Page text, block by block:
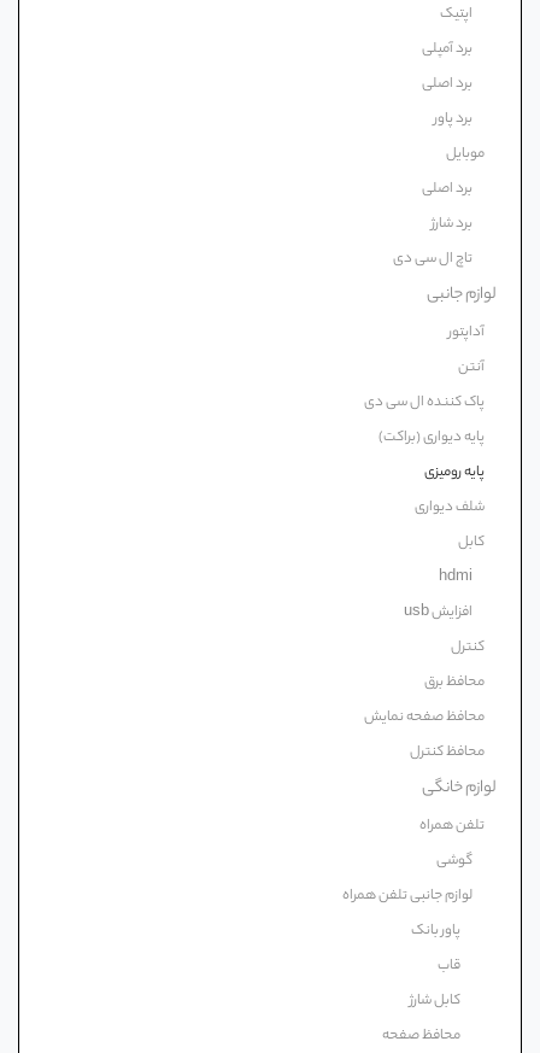
اپتیک
برد آمپلی
برد اصلی
برد پاور
موبایل
برد اصلی
برد شارژ
تاچ ال سی دی
لوازم جانبی
آداپتور
آنتن
پاک کننده ال سی دی
پایه دیواری (براکت)
پایه رومیزی
شلف دیواری
کابل
hdmi
افزایش usb
کنترل
محافظ برق
محافظ صفحه نمایش
محافظ کنترل
لوازم خانگی
تلفن همراه
گوشی
لوازم جانبی تلفن همراه
پاور بانک
قاب
کابل شارژ
محافظ صفحه